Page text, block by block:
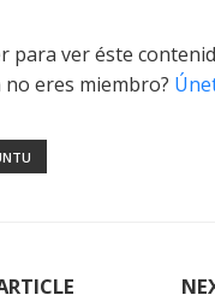
para ver éste
no eres miembro?